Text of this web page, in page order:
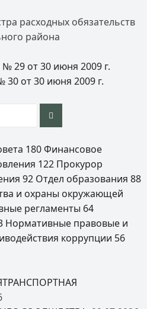
расходных обязательств
района
29 от 30 июня 2009 г.
от 30 июня 2009 г.
180Финансовое
122 Прокурор
92 Отдел образования 88
и охраны окружающей
регламенты 64
Нормативные правовые и
коррупции 56